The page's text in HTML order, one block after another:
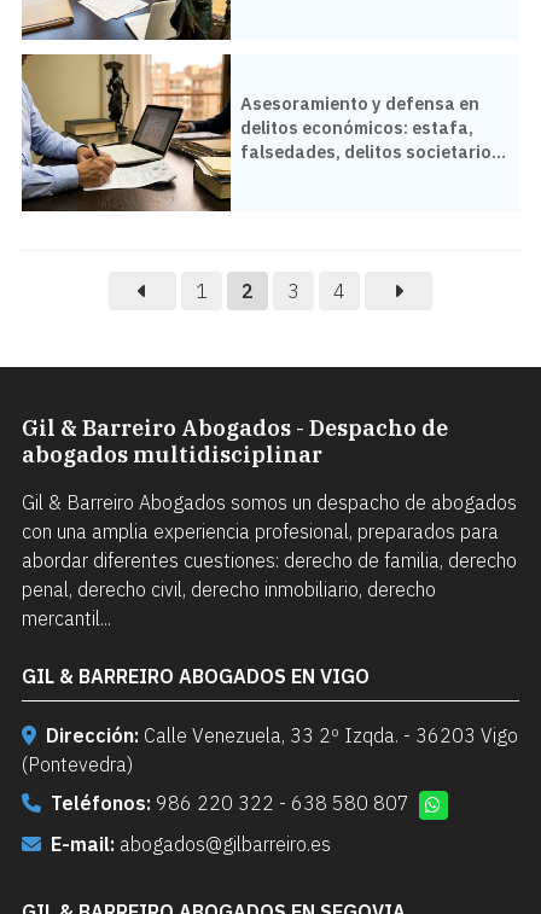
Asesoramiento y defensa en
delitos económicos: estafa,
falsedades, delitos societarios
1 2 3 4
Gil & Barreiro Abogados - Despacho de
abogados multidisciplinar
Gil & Barreiro Abogados somos un despacho de abogados
con una amplia experiencia profesional, preparados para
abordar diferentes cuestiones: derecho de familia, derecho
penal, derecho civil, derecho inmobiliario, derecho
mercantil...
GIL & BARREIRO ABOGADOS EN VIGO
Dirección: Calle Venezuela, 33 2º Izqda. - 36203 Vigo
(Pontevedra)
Teléfonos: 986 220 322 - 638 580 807
E-mail: abogados@gilbarreiro.es